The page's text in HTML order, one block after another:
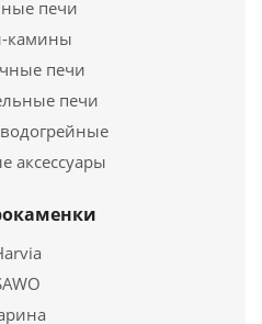
Ермак 30 Люкс ( Чугун)
руб.
печи
камины
печи
печи
аксессуары